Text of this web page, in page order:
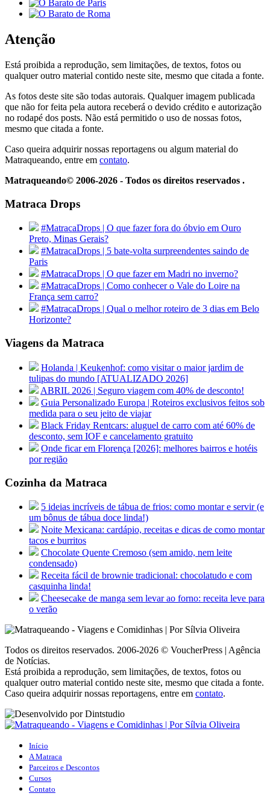
Atenção
Está proibida a reprodução, sem limitações, de textos, fotos ou
qualquer outro material contido neste site, mesmo que citada a fonte.
As fotos deste site são todas autorais. Qualquer imagem publicada
que não for feita pela autora receberá o devido crédito e autorização
no rodapé dos posts. Não está permitido o uso de nossas fotos,
mesmo que citada a fonte.
Caso queira adquirir nossas reportagens ou algum material do
Matraqueando, entre em contato.
Matraqueando© 2006-2026 - Todos os direitos reservados .
Matraca Drops
#MatracaDrops | O que fazer fora do óbvio em Ouro
Preto, Minas Gerais?
#MatracaDrops | 5 bate-volta surpreendentes saindo de
Paris
#MatracaDrops | O que fazer em Madri no inverno?
#MatracaDrops | Como conhecer o Vale do Loire na
França sem carro?
#MatracaDrops | Qual o melhor roteiro de 3 dias em Belo
Horizonte?
Viagens da Matraca
Holanda | Keukenhof: como visitar o maior jardim de
tulipas do mundo [ATUALIZADO 2026]
ABRIL 2026 | Seguro viagem com 40% de desconto!
Guia Personalizado Europa | Roteiros exclusivos feitos sob
medida para o seu jeito de viajar
Black Friday Rentcars: aluguel de carro com até 60% de
desconto, sem IOF e cancelamento gratuito
Onde ficar em Florença [2026]: melhores bairros e hotéis
por região
Cozinha da Matraca
5 ideias incríveis de tábua de frios: como montar e servir (e
um bônus de tábua doce linda!)
Noite Mexicana: cardápio, receitas e dicas de como montar
tacos e burritos
Chocolate Quente Cremoso (sem amido, nem leite
condensado)
Receita fácil de brownie tradicional: chocolatudo e com
casquinha linda!
Cheesecake de manga sem levar ao forno: receita leve para
o verão
Todos os direitos reservados. 2006-2026 © VoucherPress | Agência
de Notícias.
Está proibida a reprodução, sem limitações, de textos, fotos ou
qualquer outro material contido neste site, mesmo que citada a fonte.
Caso queira adquirir nossas reportagens, entre em contato.
Início
A Matraca
Parceiros e Descontos
Cursos
Contato